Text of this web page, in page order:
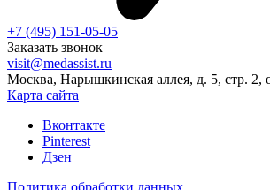
+7 (495) 151-05-05
Заказать звонок
visit@medassist.ru
Москва, Нарышкинская аллея, д. 5, стр. 2,
Карта сайта
Вконтакте
Pinterest
Дзен
Политика обработки данных